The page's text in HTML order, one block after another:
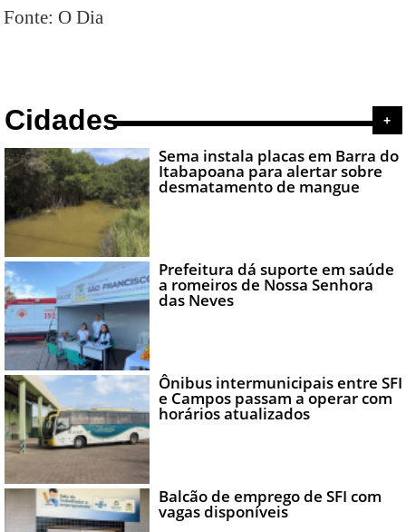
Fonte: O Dia
Cidades +
Sema instala placas em Barra do
Itabapoana para alertar sobre
desmatamento de mangue
Prefeitura dá suporte em saúde
a romeiros de Nossa Senhora
das Neves
Ônibus intermunicipais entre SFI
e Campos passam a operar com
horários atualizados
Balcão de emprego de SFI com
vagas disponíveis